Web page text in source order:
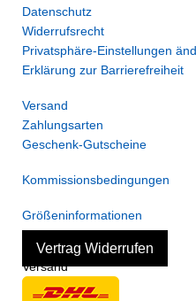
Datenschutz
Widerrufsrecht
Privatsphäre-Einstellungen
Erklärung zur Barrierefreiheit
Versand
Zahlungsarten
Geschenk-Gutscheine
Kommissionsbedingungen
Größeninformationen
Vertrag Widerrufen
Versand